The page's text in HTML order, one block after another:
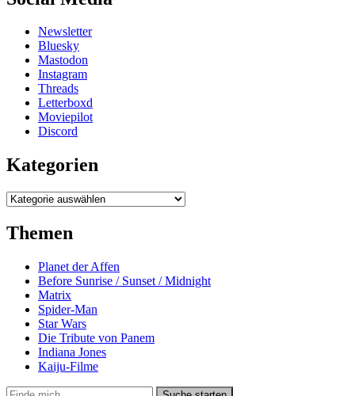
Newsletter
Bluesky
Mastodon
Instagram
Threads
Letterboxd
Moviepilot
Discord
Kategorien
Kategorien
Themen
Planet der Affen
Before Sunrise / Sunset / Midnight
Matrix
Spider-Man
Star Wars
Die Tribute von Panem
Indiana Jones
Kaiju-Filme
Suche